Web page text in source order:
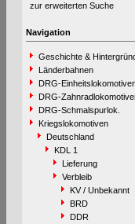
zur erweiterten Suche
Navigation
Geschichte &
Länderbahnen
DRG-
DRG-
DRG-Schmalspurlok.
Kriegslokomotiven
Deutschland
KDL 1
Lieferung
Verbleib
KV / Unbekannt
BRD
DDR